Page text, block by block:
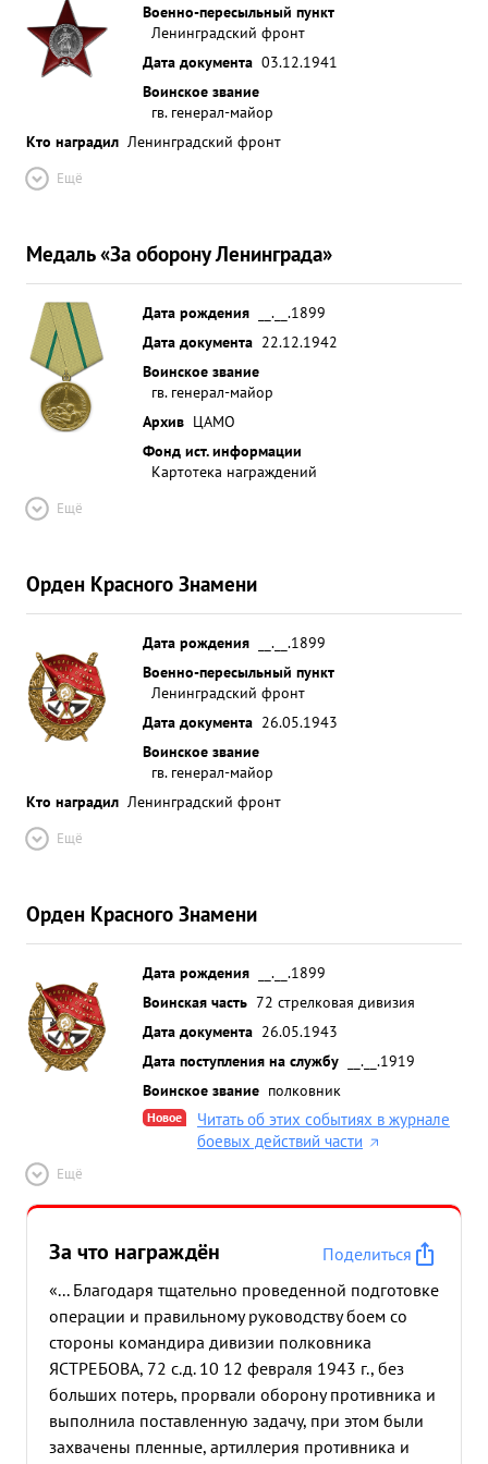
Военно-пересыльный пункт
Ленинградский фронт
Дата документа 03.12.1941
Воинское звание
гв. генерал-майор
Кто наградил Ленинградский фронт
Ещё
Медаль «За оборону Ленинграда»
Дата рождения
__.__.1899
Дата документа 22.12.1942
Воинское звание
гв. генерал-майор
Архив ЦАМО
Фонд ист. информации
Картотека награждений
Ещё
Орден Красного Знамени
Дата рождения
__.__.1899
Военно-пересыльный пункт
Ленинградский фронт
Дата документа 26.05.1943
Воинское звание
гв. генерал-майор
Кто наградил Ленинградский фронт
Ещё
Орден Красного Знамени
Дата рождения
__.__.1899
Воинская часть 72 стрелковая дивизия
Дата документа 26.05.1943
Дата поступления на службу
__.__.1919
Воинское звание полковник
Новое
Читать об этих событиях в журнале
боевых действий части
Ещё
За что награждён
Поделиться
«... Благодаря тщательно проведенной подготовке
операции и правильному руководству боем со
стороны командира дивизии полковника
ЯСТРЕБОВА, 72 с.д. 10 12 февраля 1943 г., без
больших потерь, прорвали оборону противника и
выполнила поставленную задачу, при этом были
захвачены пленные, артиллерия противника и